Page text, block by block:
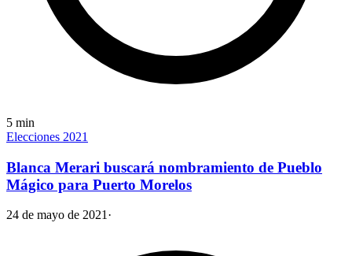
5 min
Elecciones 2021
Blanca Merari buscará nombramiento de Pueblo
Mágico para Puerto Morelos
24 de mayo de 2021 ·